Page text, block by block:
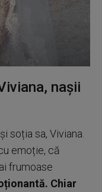
nașii
soția sa, Viviana.
emoție, că
frumoase
Chiar